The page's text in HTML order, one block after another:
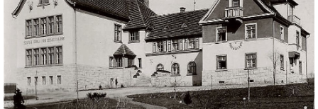
Kontakt:
tel. 773 916 275
info@domdej.cz
--------------------------------------------------------------
Tento projekt je realizován za finanční podpory
města Domažlice.